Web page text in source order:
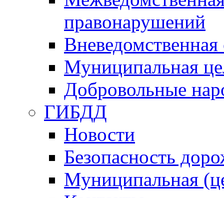
правонарушений
Вневедомственная
Муниципальная
Добровольные
ГИБДД
Новости
Безопасность
Муниципальная